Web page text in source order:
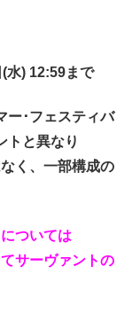
水) 12:59まで
ー･フェスティバ
トと異なり
く、一部構成の
ついては
サーヴァントの